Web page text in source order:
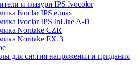
и глазури IPS Ivocolor
Ivoclar IPS e.max
Ivoclar IPS InLine A-D
Noritake CZR
Noritake EX-3